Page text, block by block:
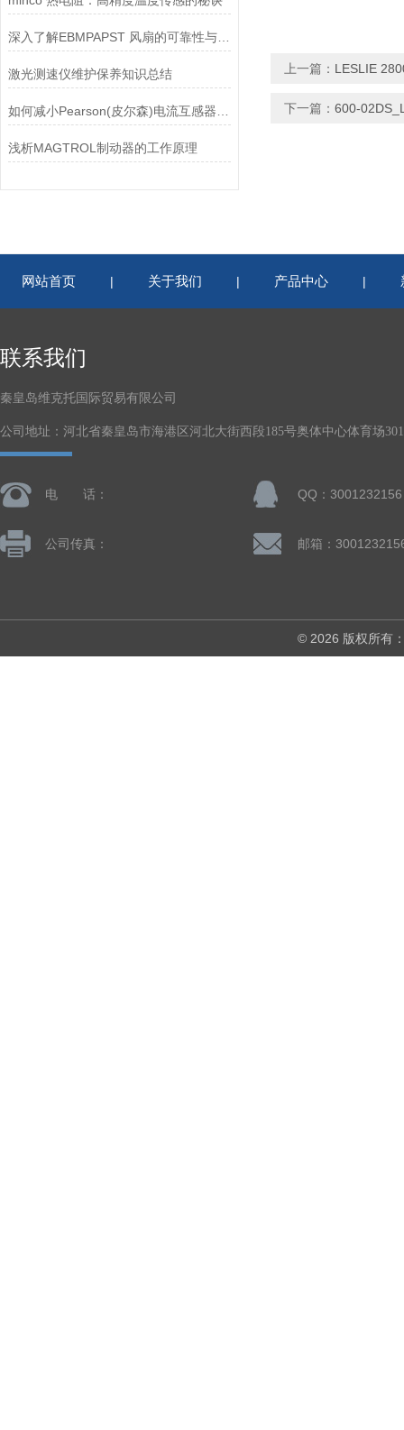
深入了解EBMPAPST 风扇的可靠性与耐用性
激光测速仪维护保养知识总结
浅析MAGTROL制动器的工作原理
上一篇： LESLIE
下一篇： 600-
网站首页 | 关于我们 | 产品中心 |
联系我们
秦皇岛维克托国际贸易有限公司
公司地址：河北省秦皇岛市海港区河北大街西段185号奥体中心体育场
电 话： QQ：3001232156
公司传真： 邮箱：
© 2026 版权所有